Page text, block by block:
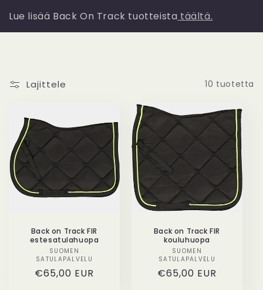
Lue lisää Back On Track tuotteista täältä.
Lajittele 10 tuotetta
Back on Track FIR
estesatulahuopa
Myyjä:
SUOMEN
SATULAPALVELU
Normaalihinta
€65,00 EUR
Back on Track FIR
kouluhuopa
Myyjä:
SUOMEN
SATULAPALVELU
Normaalihinta
€65,00 EUR